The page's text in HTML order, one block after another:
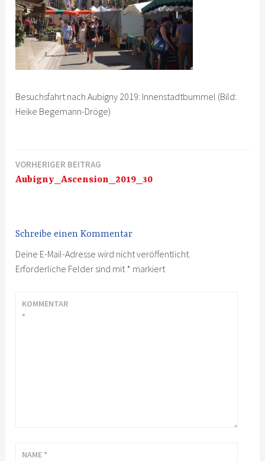
Besuchsfahrt nach Aubigny 2019: Innenstadtbummel (Bild:
Heike Begemann-Dröge)
Beitragsnavigation
VORHERIGER BEITRAG
Aubigny_Ascension_2019_30
Schreibe einen Kommentar
Deine E-Mail-Adresse wird nicht veröffentlicht.
Erforderliche Felder sind mit* markiert
KOMMENTAR
*
NAME *